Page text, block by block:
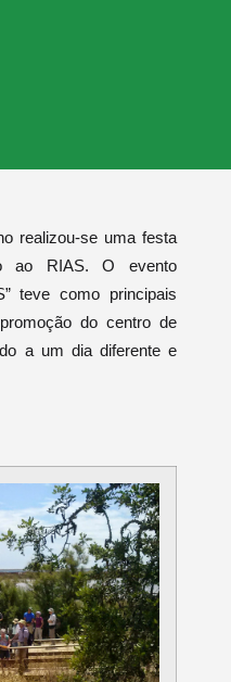
realizou-se uma festa
ao RIAS. O evento
teve como principais
do centro de
a um dia diferente e